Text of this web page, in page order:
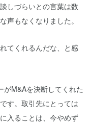
しづらいとの言葉は数
声もなくなりました。
てくれるんだな、と感
M&Aを決断してくれた
す。取引先にとっては
入ることは、今やめず